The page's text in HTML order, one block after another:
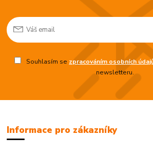
Souhlasím se zpracováním osobních
newsletteru.
Informace pro zákazníky